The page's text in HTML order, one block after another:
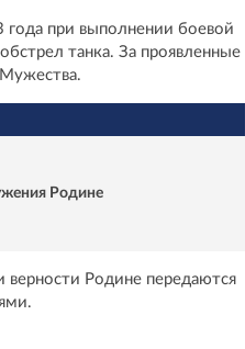
при выполнении боевой
танка. За проявленные
Родине
верности Родине передаются